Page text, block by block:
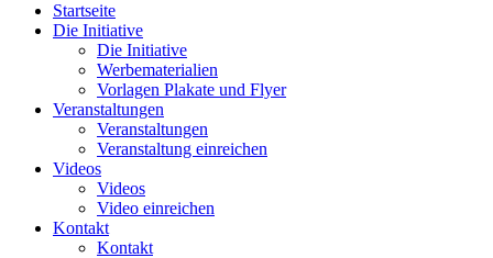
Startseite
Die Initiative
Die Initiative
Werbematerialien
Vorlagen Plakate und Flyer
Veranstaltungen
Veranstaltungen
Veranstaltung einreichen
Videos
Videos
Video einreichen
Kontakt
Kontakt